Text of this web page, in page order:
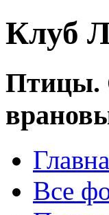
Клуб
Птицы.
Все